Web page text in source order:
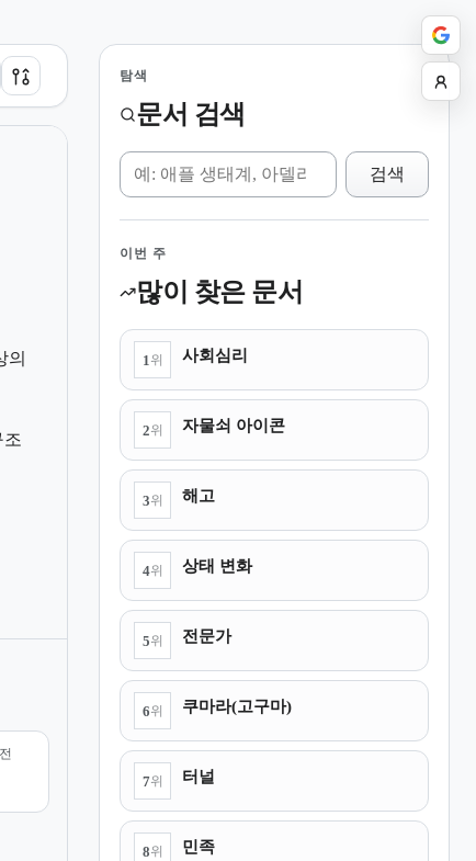
의
조
탐색
문서 검색
위키 검색
검색
이번 주
많이 찾은 문서
1 위 사회심리
2위 자물쇠 아이콘
3위 해고
4위 상태 변화
5위 전문가
6위 쿠마라(고구마)
7위 터널
8위 민족